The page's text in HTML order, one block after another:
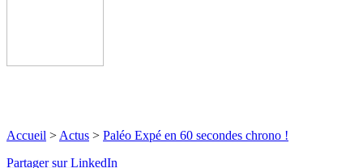
Accueil > Actus > Paléo Expé en 60 secondes chrono !
Partager sur LinkedIn